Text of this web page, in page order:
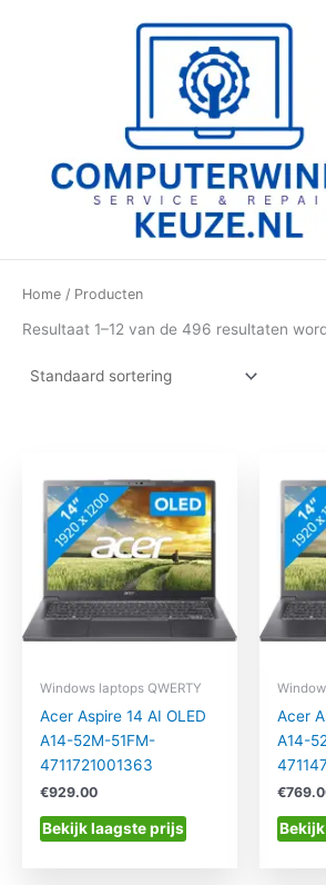
Home / Producten
Resultaat 1–12 van de 496 resultaten
Windows laptops QWERTY
Acer Aspire 14 AI OLED
A14-52M-51FM-
4711721001363
€929.00
Bekijk laagste prijs
Acer
A14-
€